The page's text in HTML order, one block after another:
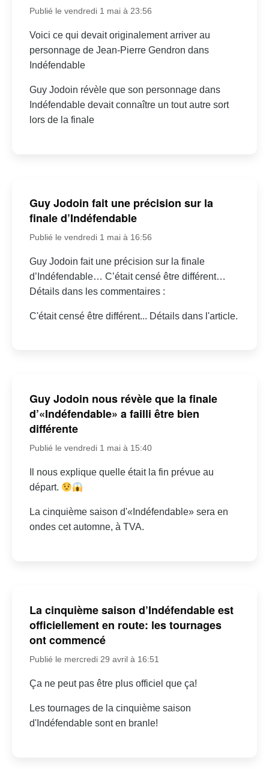
Publié le vendredi 1 mai à 23:56
Voici ce qui devait originalement arriver au
personnage de Jean-Pierre Gendron dans
Indéfendable
Guy Jodoin révèle que son personnage dans
Indéfendable devait connaître un tout autre sort
lors de la finale
Guy Jodoin fait une précision sur la
finale d’Indéfendable
Publié le vendredi 1 mai à 16:56
Guy Jodoin fait une précision sur la finale
d’Indéfendable… C’était censé être différent…
Détails dans les commentaires :
C'était censé être différent... Détails dans l'article.
Guy Jodoin nous révèle que la finale
d’«Indéfendable» a failli être bien
différente
Publié le vendredi 1 mai à 15:40
Il nous explique quelle était la fin prévue au
départ.
La cinquième saison d'«Indéfendable» sera en
ondes cet automne, à TVA.
La cinquième saison d’Indéfendable est
officiellement en route: les tournages
ont commencé
Publié le mercredi 29 avril à 16:51
Ça ne peut pas être plus officiel que ça!
Les tournages de la cinquième saison
d'Indéfendable sont en branle!